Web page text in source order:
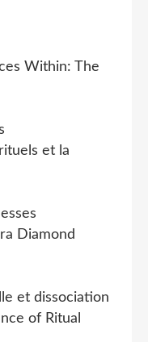
Within: The
et la
Diamond
et dissociation
of Ritual